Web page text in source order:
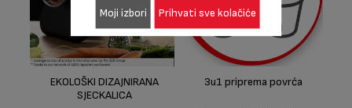
EKOLOŠKI DIZAJNIRANA
SJECKALICA
3u1 priprema povrća
Moji izbori Prihvati sve kolačiće